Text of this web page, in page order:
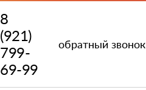
8
(921)
799-
69-99
обратный звонок